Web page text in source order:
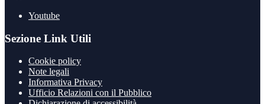
Youtube
Sezione Link Utili
Cookie policy
Note legali
Informativa Privacy
Ufficio Relazioni con il Pubblico